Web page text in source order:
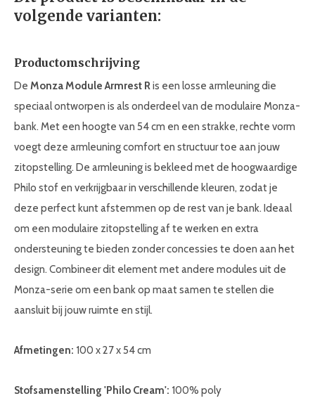
volgende varianten:
Productomschrijving
De Monza Module Armrest Ris een losse armleuning die
speciaal ontworpen is als onderdeel van de modulaire Monza-
bank. Met een hoogte van 54 cm en een strakke, rechte vorm
voegt deze armleuning comfort en structuur toe aan jouw
zitopstelling. De armleuning is bekleed met de hoogwaardige
Philo stof en verkrijgbaar in verschillende kleuren, zodat je
deze perfect kunt afstemmen op de rest van je bank. Ideaal
om een modulaire zitopstelling af te werken en extra
ondersteuning te bieden zonder concessies te doen aan het
design. Combineer dit element met andere modules uit de
Monza-serie om een bank op maat samen te stellen die
aansluit bij jouw ruimte en stijl.
Afmetingen: 100 x 27 x 54 cm
Stofsamenstelling 'Philo Cream': 100% poly